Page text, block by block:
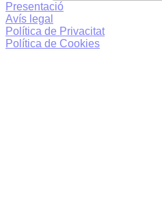
Presentació
Avís legal
Política de Privacitat
Política de Cookies